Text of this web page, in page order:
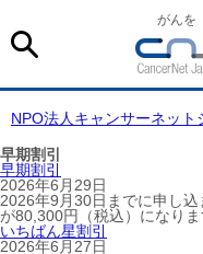
がんを
NPO法人キャンサーネット
早期割引
早期割引
2026年6月29日
2026年9月30日までに申し込
が80,300円（税込）になり
いちばん星割引
2026年6月27日